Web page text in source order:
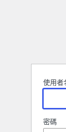
使用者
密碼